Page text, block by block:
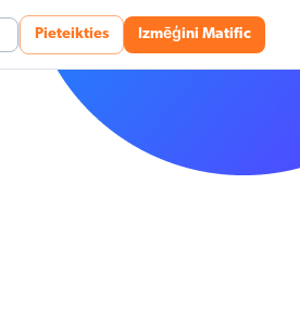
Pieteikties Izmēģini Matific